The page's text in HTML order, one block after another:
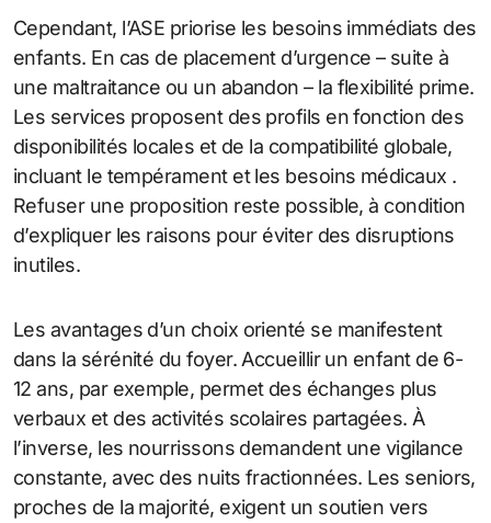
Cependant, l’ASE priorise les besoins immédiats des
enfants. En cas de placement d’urgence – suite à
une maltraitance ou un abandon – la flexibilité prime.
Les services proposent des profils en fonction des
disponibilités locales et de la compatibilité globale,
incluant le tempérament et les besoins médicaux .
Refuser une proposition reste possible, à condition
d’expliquer les raisons pour éviter des disruptions
inutiles.
Les avantages d’un choix orienté se manifestent
dans la sérénité du foyer. Accueillir un enfant de 6-
12 ans, par exemple, permet des échanges plus
verbaux et des activités scolaires partagées. À
l’inverse, les nourrissons demandent une vigilance
constante, avec des nuits fractionnées. Les seniors,
proches de la majorité, exigent un soutien vers